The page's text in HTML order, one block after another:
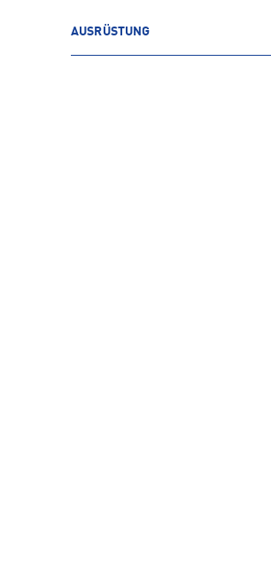
AUSRÜSTUNG